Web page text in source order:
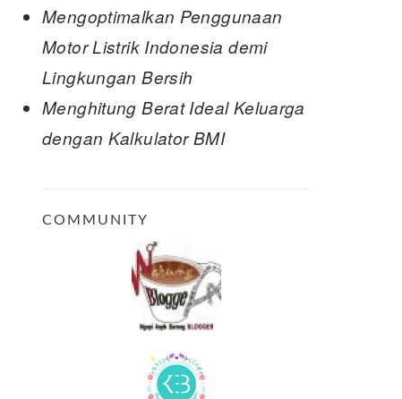
Mengoptimalkan Penggunaan
Motor Listrik Indonesia demi
Lingkungan Bersih
Menghitung Berat Ideal Keluarga
dengan Kalkulator BMI
COMMUNITY